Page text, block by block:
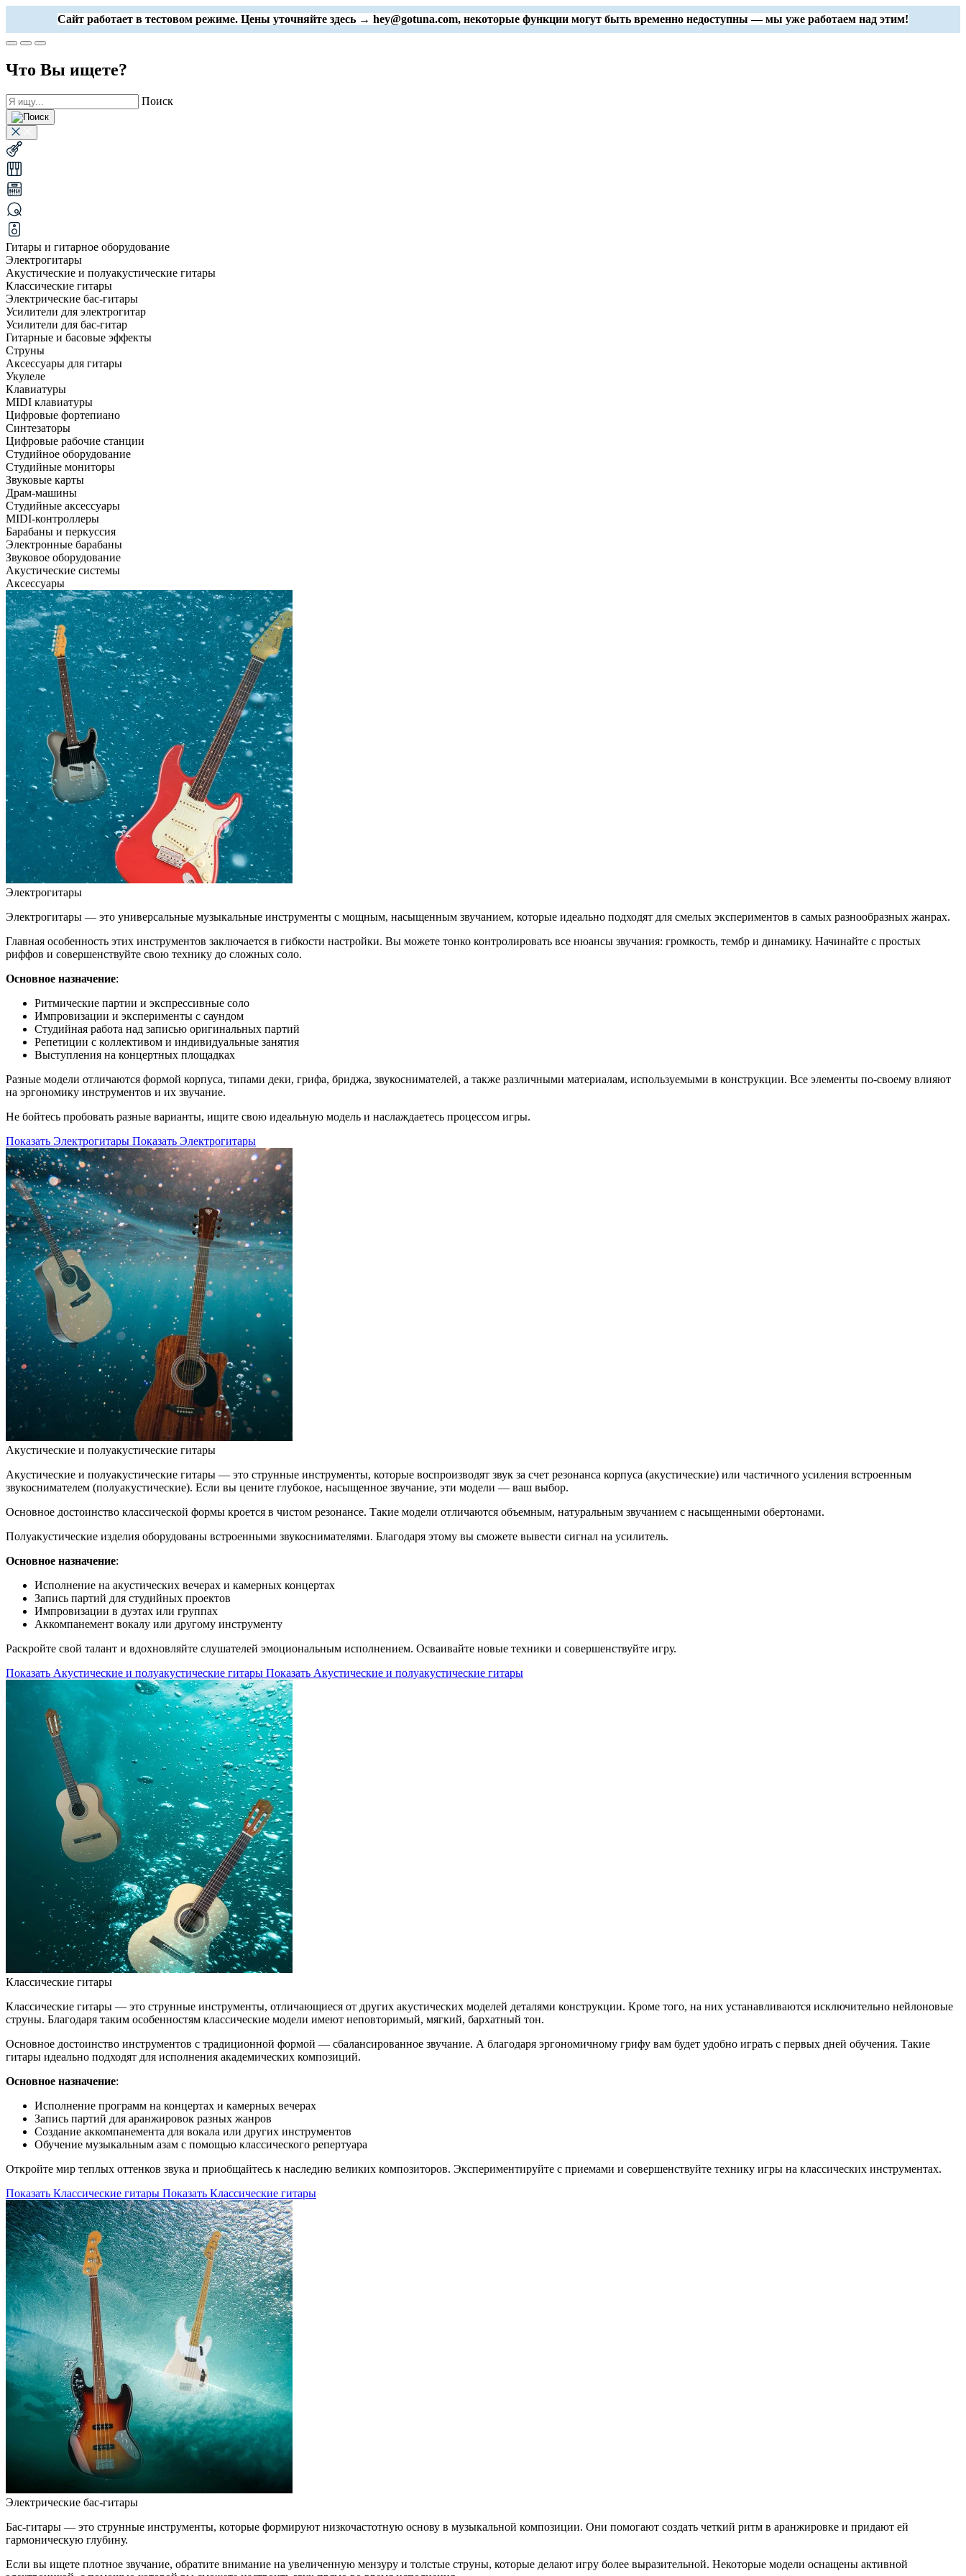
Сайт работает в тестовом режиме. Цены уточняйте здесь → hey@gotuna.com, некоторые функции могут быть временно недоступны — мы уже работаем над этим!
Что Вы ищете?
Поиск
Гитары и гитарное оборудование
Электрогитары
Акустические и полуакустические гитары
Классические гитары
Электрические бас-гитары
Усилители для электрогитар
Усилители для бас-гитар
Гитарные и басовые эффекты
Струны
Аксессуары для гитары
Укулеле
Клавиатуры
MIDI клавиатуры
Цифровые фортепиано
Синтезаторы
Цифровые рабочие станции
Студийное оборудование
Студийные мониторы
Звуковые карты
Драм-машины
Студийные аксессуары
MIDI-контроллеры
Барабаны и перкуссия
Электронные барабаны
Звуковое оборудование
Акустические системы
Аксессуары
Электрогитары
Электрогитары — это универсальные музыкальные инструменты с мощным, насыщенным звучанием, которые идеально подходят для смелых экспериментов в самых разнообразных жанрах.
Главная особенность этих инструментов заключается в гибкости настройки. Вы можете тонко контролировать все нюансы звучания: громкость, тембр и динамику. Начинайте с простых
риффов и совершенствуйте свою технику до сложных соло.
Основное назначение:
Ритмические партии и экспрессивные соло
Импровизации и эксперименты с саундом
Студийная работа над записью оригинальных партий
Репетиции с коллективом и индивидуальные занятия
Выступления на концертных площадках
Разные модели отличаются формой корпуса, типами деки, грифа, бриджа, звукоснимателей, а также различными материалам, используемыми в конструкции. Все элементы по-своему влияют
на эргономику инструментов и их звучание.
Не бойтесь пробовать разные варианты, ищите свою идеальную модель и наслаждаетесь процессом игры.
Показать Электрогитары Показать Электрогитары
Акустические и полуакустические гитары
Акустические и полуакустические гитары — это струнные инструменты, которые воспроизводят звук за счет резонанса корпуса (акустические) или частичного усиления встроенным
звукоснимателем (полуакустические). Если вы цените глубокое, насыщенное звучание, эти модели — ваш выбор.
Основное достоинство классической формы кроется в чистом резонансе. Такие модели отличаются объемным, натуральным звучанием с насыщенными обертонами.
Полуакустические изделия оборудованы встроенными звукоснимателями. Благодаря этому вы сможете вывести сигнал на усилитель.
Основное назначение:
Исполнение на акустических вечерах и камерных концертах
Запись партий для студийных проектов
Импровизации в дуэтах или группах
Аккомпанемент вокалу или другому инструменту
Раскройте свой талант и вдохновляйте слушателей эмоциональным исполнением. Осваивайте новые техники и совершенствуйте игру.
Показать Акустические и полуакустические гитары Показать Акустические и полуакустические гитары
Классические гитары
Классические гитары — это струнные инструменты, отличающиеся от других акустических моделей деталями конструкции. Кроме того, на них устанавливаются исключительно нейлоновые
струны. Благодаря таким особенностям классические модели имеют неповторимый, мягкий, бархатный тон.
Основное достоинство инструментов с традиционной формой — сбалансированное звучание. А благодаря эргономичному грифу вам будет удобно играть с первых дней обучения. Такие
гитары идеально подходят для исполнения академических композиций.
Основное назначение:
Исполнение программ на концертах и камерных вечерах
Запись партий для аранжировок разных жанров
Создание аккомпанемента для вокала или других инструментов
Обучение музыкальным азам с помощью классического репертуара
Откройте мир теплых оттенков звука и приобщайтесь к наследию великих композиторов. Экспериментируйте с приемами и совершенствуйте технику игры на классических инструментах.
Показать Классические гитары Показать Классические гитары
Электрические бас-гитары
Бас-гитары — это струнные инструменты, которые формируют низкочастотную основу в музыкальной композиции. Они помогают создать четкий ритм в аранжировке и придают ей
гармоническую глубину.
Если вы ищете плотное звучание, обратите внимание на увеличенную мензуру и толстые струны, которые делают игру более выразительной. Некоторые модели оснащены активной